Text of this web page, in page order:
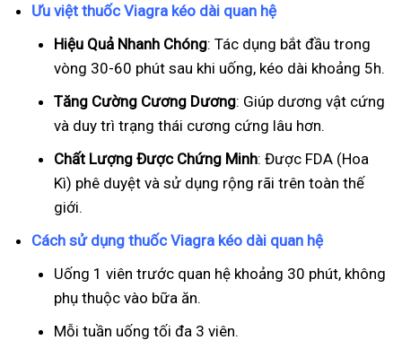
Ưu việt thuốc Viagra kéo dài quan hệ
Hiệu Quả Nhanh Chóng: Tác dụng bắt đầu trong
vòng 30-60 phút sau khi uống, kéo dài khoảng 5h.
Tăng Cường Cương Dương: Giúp dương vật cứng
và duy trì trạng thái cương cứng lâu hơn.
Chất Lượng Được Chứng Minh: Được FDA (Hoa
Kì) phê duyệt và sử dụng rộng rãi trên toàn thế
giới.
Cách sử dụng thuốc Viagra kéo dài quan hệ
Uống 1 viên trước quan hệ khoảng 30 phút, không
phụ thuộc vào bữa ăn.
Mỗi tuần uống tối đa 3 viên.